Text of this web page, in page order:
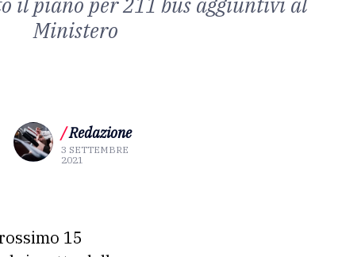
Ministero
/Redazione
3 SETTEMBRE
2021